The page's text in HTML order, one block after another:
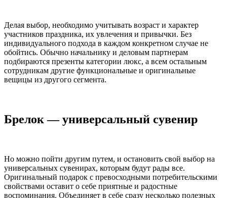
Делая выбор, необходимо учитывать возраст и характер
участников праздника, их увлечения и привычки. Без
индивидуального подхода в каждом конкретном случае не
обойтись. Обычно начальнику и деловым партнерам
подбираются презенты категории люкс, а всем остальным
сотрудникам другие функциональные и оригинальные
вещицы из другого сегмента.
Брелок — универсальный сувенир
Но можно пойти другим путем, и остановить свой выбор на
универсальных сувенирах, которым будут рады все.
Оригинальный подарок с превосходными потребительскими
свойствами оставит о себе приятные и радостные
воспоминания. Объединяет в себе сразу несколько полезных